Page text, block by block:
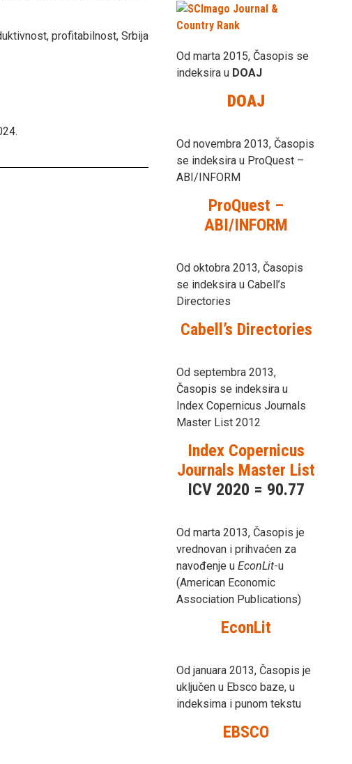
profitabilnost, Srbija
Od marta 2015, Časopis se
indeksira u DOAJ
DOAJ
Od novembra 2013, Časopis
se indeksira u ProQuest –
ABI/INFORM
ProQuest –
ABI/INFORM
Od oktobra 2013, Časopis
se indeksira u Cabell’s
Directories
Cabell’s Directories
Od septembra 2013,
Časopis se indeksira u
Index Copernicus Journals
Master List 2012
Index Copernicus
Journals Master List
ICV 2020 = 90.77
Od marta 2013, Časopis je
vrednovan i prihvaćen za
navođenje u EconLit-u
(American Economic
Association Publications)
EconLit
Od januara 2013, Časopis je
uključen u Ebsco baze, u
indeksima i punom tekstu
EBSCO